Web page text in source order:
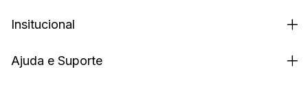
Insitucional
Ajuda e Suporte